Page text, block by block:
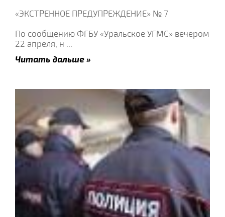
«ЭКСТРЕННОЕ ПРЕДУПРЕЖДЕНИЕ» № 7
По сообщению ФГБУ «Уральское УГМС» вечером
22 апреля, н ...
Читать дальше »